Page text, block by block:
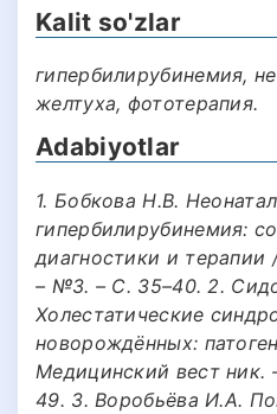
Kalit so'zlar
гипербилирубинемия,
желтуха, фототерапия.
Adabiyotlar
1. Бобкова Н.В.
гипербилирубинемия:
диагностики и терапии
– №3. – С. 35–40. 2.
Холестатические
новорождённых:
Медицинский вест
49. 3. Воробьёва И.А.